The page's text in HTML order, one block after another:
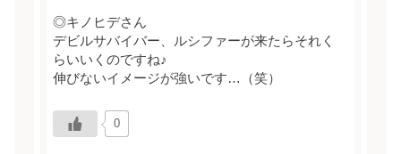
◎キノヒデさん
デビルサバイバー、ルシファーが来たらそれく
らいいくのですね♪
伸びないイメージが強いです…（笑）
0